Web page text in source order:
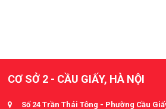
CƠ SỞ 2 - CẦU GIẤY, HÀ NỘI
Số 24 Trần Thái Tông - Phường Cầu